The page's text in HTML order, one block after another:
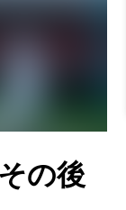
の後